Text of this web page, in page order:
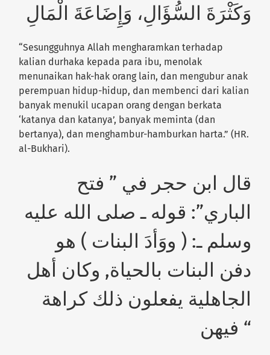
وَكَثْرَةَ السُّؤَالِ، وَإِضَاعَةَ الْمَالِ
“Sesungguhnya Allah mengharamkan terhadap
kalian durhaka kepada para ibu, menolak
menunaikan hak-hak orang lain, dan mengubur anak
perempuan hidup-hidup, dan membenci dari kalian
banyak menukil ucapan orang dengan berkata
‘katanya dan katanya’, banyak meminta (dan
bertanya), dan menghambur-hamburkan harta.” (HR.
al-Bukhari).
قال ابن حجر في ” فتح
الباري”: قوله ـ صلى الله عليه
وسلم ـ: ( ووَأدَ البنات ) هو
دفن البنات بالحياة, وكان أهل
الجاهلية يفعلون ذلك كراهة
فيهن “